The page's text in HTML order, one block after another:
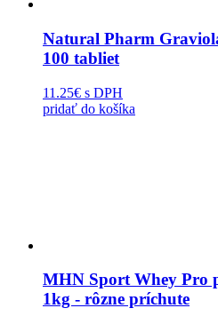
Natural Pharm
100 tabliet
11.25€ s DPH
pridať do košíka
MHN Sport Whey Pro
1kg - rôzne príchute